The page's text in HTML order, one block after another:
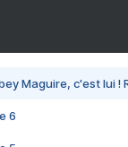
Maguire, c'est lui !
6